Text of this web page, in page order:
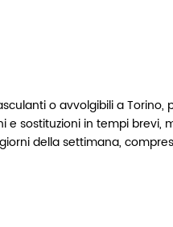
o avvolgibili a Torino,
e sostituzioni in tempi brevi,
della settimana,